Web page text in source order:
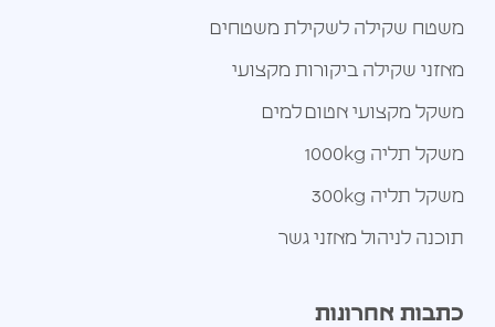
משטח שקילה לשקילת משטחים
מאזני שקילה ביקורות מקצועי
משקל מקצועי אטום למים
משקל תליה 1000kg
משקל תליה 300kg
תוכנה לניהול מאזני גשר
כתבות אחרונות